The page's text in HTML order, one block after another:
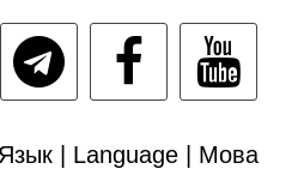
Язык | Language | Мова